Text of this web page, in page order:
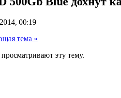
00:19
тема »
эту тему.